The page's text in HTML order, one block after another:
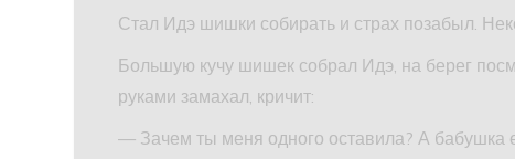
Стал Идэ шишки собирать и страх позабыл.
Большую кучу шишек собрал Идэ, на берег
руками замахал, кричит:
— Зачем ты меня одного оставила? А бабушка